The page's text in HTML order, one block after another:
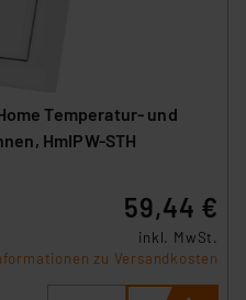
Temperatur- und
HmIPW-STH
59,44 €
inkl. MwSt.
zu Versandkosten